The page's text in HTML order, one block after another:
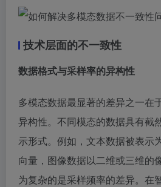
技术层面的不一致性
数据格式与采样率的异构性
多模态数据最显著的差异之一在
异构性。不同模态的数据具有截
示形式。例如，文本数据被表示
向量，图像数据以二维或三维的
为复杂的是采样频率的差异。在